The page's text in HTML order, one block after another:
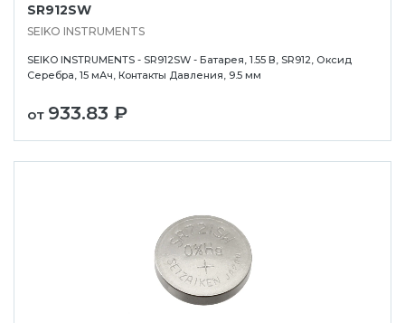
SR912SW
SEIKO INSTRUMENTS
SEIKO INSTRUMENTS - SR912SW - Батарея, 1.55 В, SR912, Оксид
Серебра, 15 мАч, Контакты Давления, 9.5 мм
от 933.83 ₽